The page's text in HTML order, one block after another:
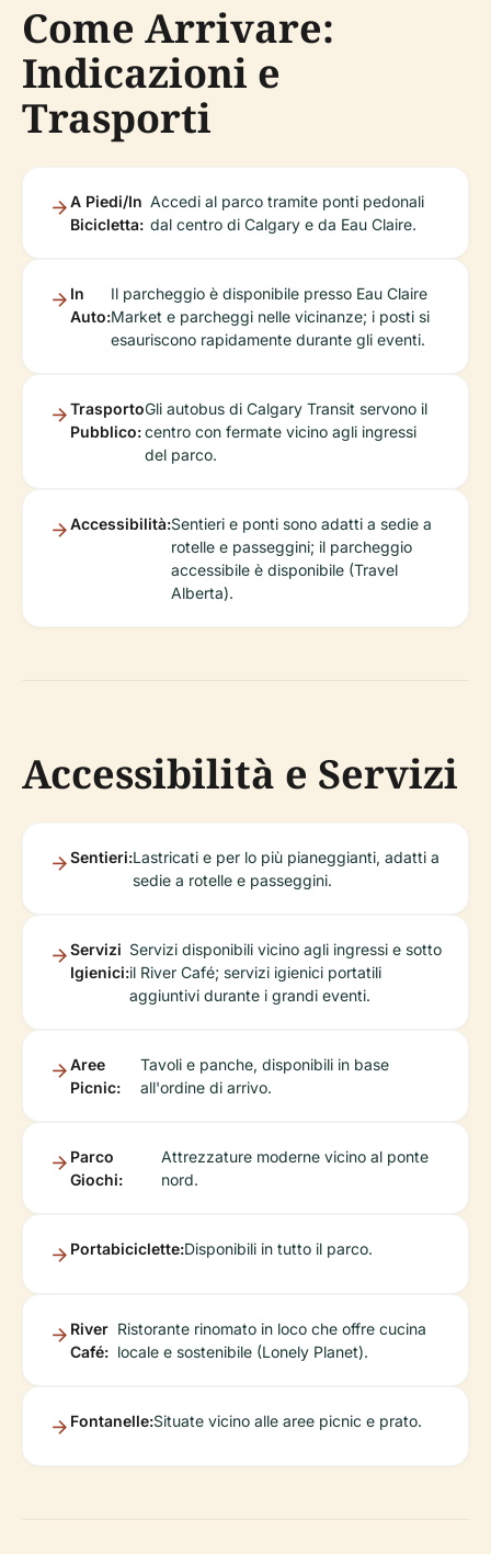
Come Arrivare:
Indicazioni e
Trasporti
A Piedi/In
Bicicletta:
Accedi al parco tramite ponti pedonali
dal centro di Calgary e da Eau Claire.
In
Auto:
Il parcheggio è disponibile presso Eau Claire
Market e parcheggi nelle vicinanze; i posti si
esauriscono rapidamente durante gli eventi.
Trasporto
Pubblico:
Gli autobus di Calgary Transit servono il
centro con fermate vicino agli ingressi
del parco.
Accessibilità:Sentieri e ponti sono adatti a sedie a
rotelle e passeggini; il parcheggio
accessibile è disponibile (Travel
Alberta).
Accessibilità e Servizi
Sentieri:Lastricati e per lo più pianeggianti, adatti a
sedie a rotelle e passeggini.
Servizi
Igienici:
Servizi disponibili vicino agli ingressi e sotto
il River Café; servizi igienici portatili
aggiuntivi durante i grandi eventi.
Aree
Picnic:
Tavoli e panche, disponibili in base
all'ordine di arrivo.
Parco
Giochi:
Attrezzature moderne vicino al ponte
nord.
Portabiciclette:Disponibili in tutto il parco.
River
Café:
Ristorante rinomato in loco che offre cucina
locale e sostenibile (Lonely Planet).
Fontanelle:Situate vicino alle aree picnic e prato.